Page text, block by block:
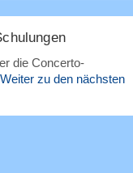
die Concerto-
Weiter zu den nächsten